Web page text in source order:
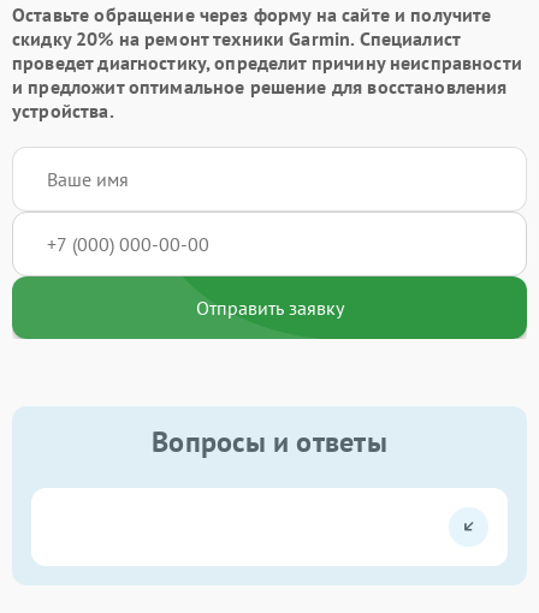
Оставьте обращение через форму на сайте и получите
скидку 20% на ремонт техники Garmin. Специалист
проведет диагностику, определит причину неисправности
и предложит оптимальное решение для восстановления
устройства.
Отправить заявку
Вопросы и ответы